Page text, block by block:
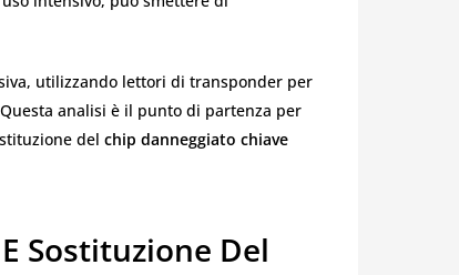
utilizzando lettori di transponder per
analisi è il punto di partenza per
del chip danneggiato chiave
Sostituzione Del